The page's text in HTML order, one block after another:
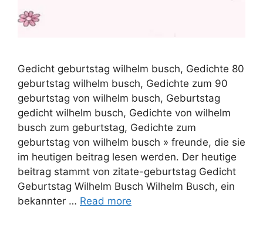
Gedicht geburtstag wilhelm busch, Gedichte 80
geburtstag wilhelm busch, Gedichte zum 90
geburtstag von wilhelm busch, Geburtstag
gedicht wilhelm busch, Gedichte von wilhelm
busch zum geburtstag, Gedichte zum
geburtstag von wilhelm busch » freunde, die sie
im heutigen beitrag lesen werden. Der heutige
beitrag stammt von zitate-geburtstag Gedicht
Geburtstag Wilhelm Busch Wilhelm Busch, ein
bekannter … Read more